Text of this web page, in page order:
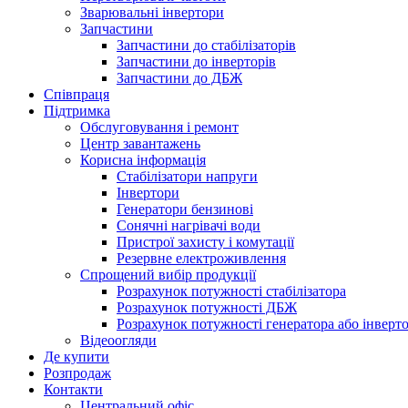
Зварювальні інвертори
Запчастини
Запчастини до стабілізаторів
Запчастини до інверторів
Запчастини до ДБЖ
Співпраця
Підтримка
Обслуговування і ремонт
Центр завантажень
Корисна інформація
Стабілізатори напруги
Інвертори
Генератори бензинові
Сонячні нагрівачі води
Пристрої захисту і комутації
Резервне електроживлення
Спрощений вибір продукції
Розрахунок потужності стабілізатора
Розрахунок потужності ДБЖ
Розрахунок потужності генератора або
Відеоогляди
Де купити
Розпродаж
Контакти